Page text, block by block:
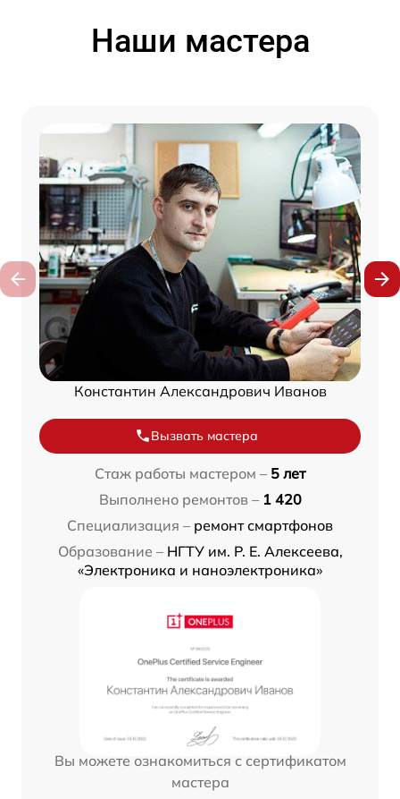
Наши мастера
Константин Александрович Иванов
Вызвать мастера
Стаж работы мастером – 5 лет
Выполнено ремонтов – 1 420
Специализация – ремонт смартфонов
Образование – НГТУ им. Р. Е. Алексеева,
«Электроника и наноэлектроника»
Вы можете ознакомиться с сертификатом
мастера